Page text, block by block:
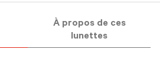
À propos de ces
lunettes